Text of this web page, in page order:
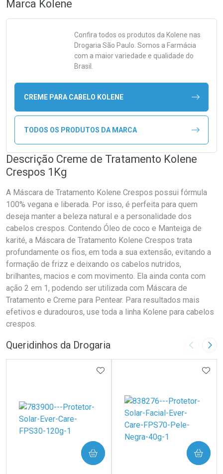
Marca Kolene
Confira todos os produtos da Kolene nas
Drogaria São Paulo. Somos a Farmácia
com a maior variedade e qualidade do
Brasil.
CREME PARA CABELO KOLENE
TODOS OS PRODUTOS DA MARCA
Descrição Creme de Tratamento Kolene
Crespos 1Kg
A Máscara de Tratamento Kolene Crespos possui fórmula
100% vegana e liberada. Por isso, é perfeita para quem
deseja manter a beleza natural e a personalidade dos
cabelos crespos. Contendo Óleo de coco e Manteiga de
karité, a Máscara de Tratamento Kolene Crespos trata
profundamente os fios, em toda a sua extensão, evitando a
formação de frizz e deixando os cabelos nutridos,
brilhantes, macios e com movimento. Ela ainda conta com
ação 2 em 1, podendo ser utilizada com Máscara de
Tratamento e Creme para Pentear. Para resultados mais
efetivos e duradouros, use toda a linha Kolene para cabelos
crespos.
Queridinhos da Drogaria Imagem
ADICIONAR AOS FAVORITOS
COMPRAR COMPRAR